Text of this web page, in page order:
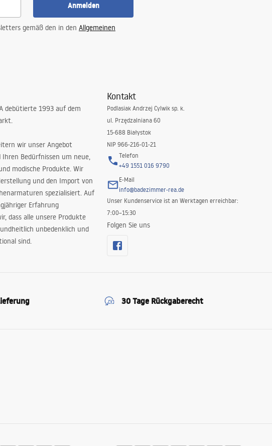
Anmelden
gemäß den in den Allgemeinen
debütierte 1993 auf dem
wir unser Angebot
Ihren Bedürfnissen um neue,
modische Produkte. Wir
und den Import von
spezialisiert. Auf
Erfahrung
dass alle unsere Produkte
unbedenklich und
sind.
Kontakt
Podlasiak Andrzej Cylwik sp. k.
ul. Przędzalniana 60
15-688 Białystok
NIP 966-216-01-21
Telefon
+49 1551 016 9790
E-Mail
info@badezimmer-rea.de
Unser Kundenservice ist an Werktagen erreichbar:
7:00–15:30
Folgen Sie uns
30 Tage Rückgaberecht